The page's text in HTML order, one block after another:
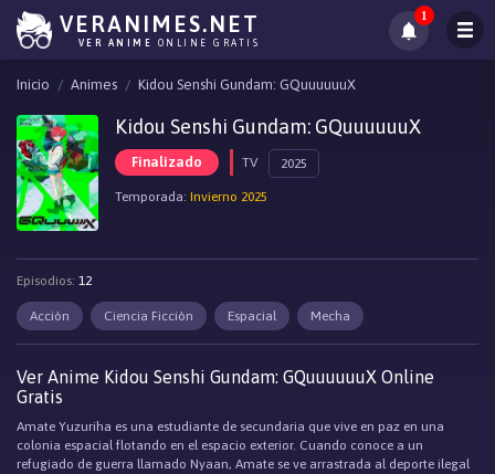
VERANIMES.NET
VER ANIME ONLINE GRATIS
1
Inicio Animes Kidou Senshi Gundam: GQuuuuuuX
Kidou Senshi Gundam: GQuuuuuuX
Finalizado TV 2025
Temporada: Invierno 2025
Episodios: 12
Acción Ciencia Ficción Espacial Mecha
Ver Anime Kidou Senshi Gundam: GQuuuuuuX Online
Gratis
Amate Yuzuriha es una estudiante de secundaria que vive en paz en una
colonia espacial flotando en el espacio exterior. Cuando conoce a un
refugiado de guerra llamado Nyaan, Amate se ve arrastrada al deporte ilegal